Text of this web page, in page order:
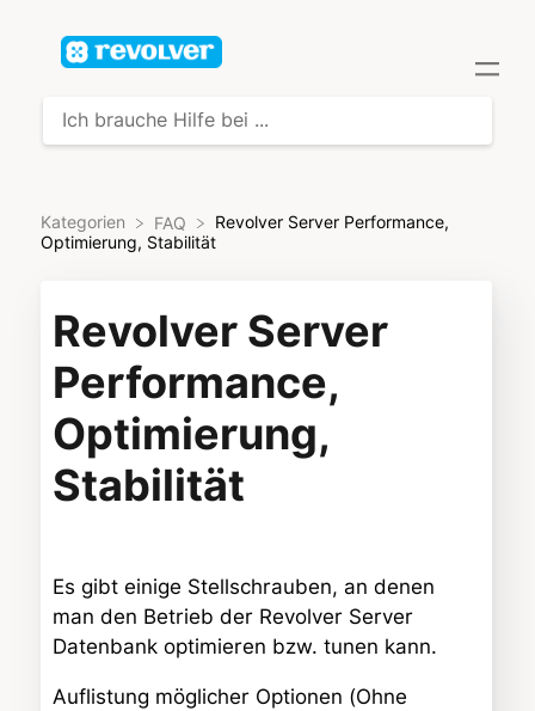
Kategorien ​FAQ
Revolver Server Performance,
Optimierung, Stabilität
Revolver Server
Performance,
Optimierung,
Stabilität
Es gibt einige Stellschrauben, an denen
man den Betrieb der Revolver Server
Datenbank optimieren bzw. tunen kann.
Auflistung möglicher Optionen (Ohne